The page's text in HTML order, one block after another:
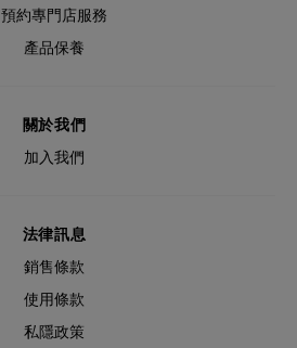
預約專門店服務
產品保養
關於我們
加入我們
法律訊息
銷售條款
使用條款
私隱政策